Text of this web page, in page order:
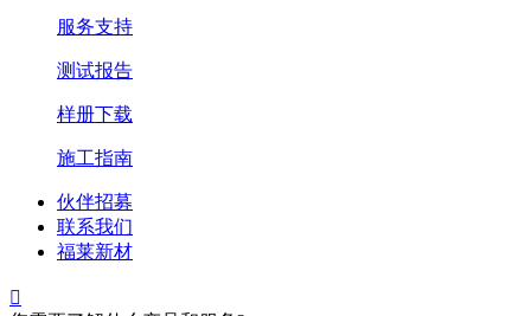
服务支持
测试报告
样册下载
施工指南
伙伴招募
联系我们
福莱新材
